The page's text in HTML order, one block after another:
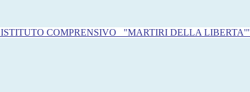
ISTITUTO COMPRENSIVO "MARTIRI DELLA LIBERTA'"